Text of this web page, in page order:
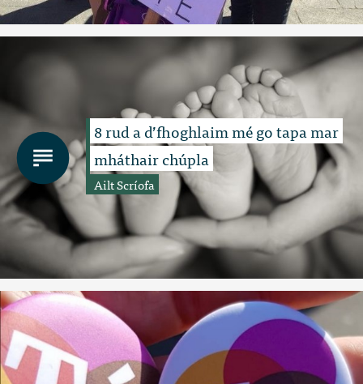
8 rud a d’fhoghlaim mé go tapa mar
mháthair chúpla
Ailt Scríofa